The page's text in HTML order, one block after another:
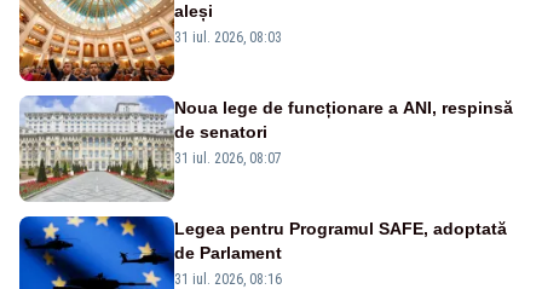
aleși
31 iul. 2026, 08:03
Noua lege de funcționare a ANI, respinsă
de senatori
31 iul. 2026, 08:07
Legea pentru Programul SAFE, adoptată
de Parlament
31 iul. 2026, 08:16